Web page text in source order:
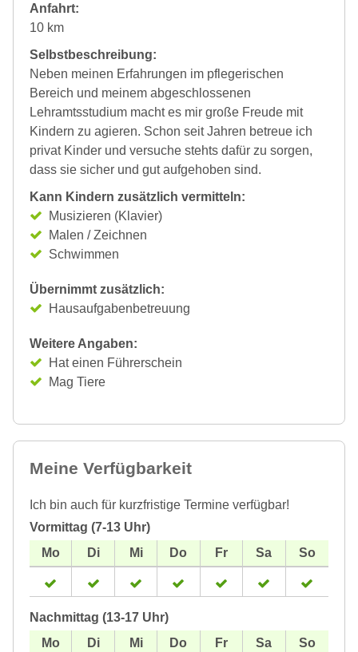
Anfahrt:
10 km
Selbstbeschreibung:
Neben meinen Erfahrungen im pflegerischen
Bereich und meinem abgeschlossenen
Lehramtsstudium macht es mir große Freude mit
Kindern zu agieren. Schon seit Jahren betreue ich
privat Kinder und versuche stehts dafür zu sorgen,
dass sie sicher und gut aufgehoben sind.
Kann Kindern zusätzlich vermitteln:
Musizieren (Klavier)
Malen / Zeichnen
Schwimmen
Übernimmt zusätzlich:
Hausaufgabenbetreuung
Weitere Angaben:
Hat einen Führerschein
Mag Tiere
Meine Verfügbarkeit
Ich bin auch für kurzfristige Termine verfügbar!
Vormittag (7-13 Uhr)
Nachmittag (13-17 Uhr)